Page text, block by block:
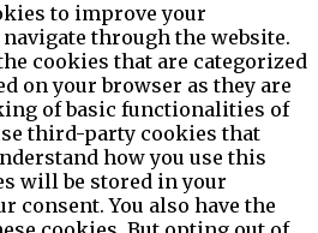
to improve your
through the website.
cookies that are categorized
on your browser as they are
of basic functionalities of
third-party cookies that
how you use this
will be stored in your
consent. You also have the